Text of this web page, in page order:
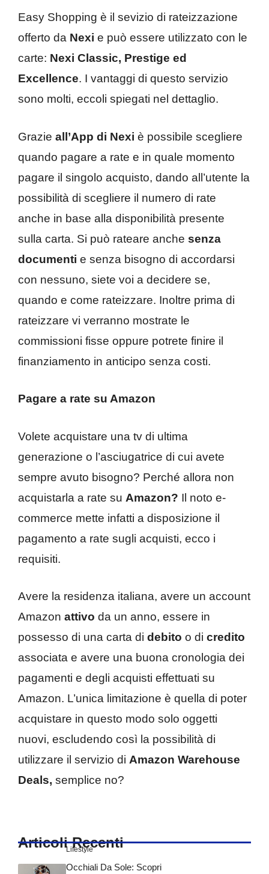
Easy Shopping è il sevizio di rateizzazione
offerto da Nexi e può essere utilizzato con le
carte: Nexi Classic, Prestige ed
Excellence. I vantaggi di questo servizio
sono molti, eccoli spiegati nel dettaglio.
Grazie all’App di Nexi è possibile scegliere
quando pagare a rate e in quale momento
pagare il singolo acquisto, dando all’utente la
possibilità di scegliere il numero di rate
anche in base alla disponibilità presente
sulla carta. Si può rateare anche senza
documenti e senza bisogno di accordarsi
con nessuno, siete voi a decidere se,
quando e come rateizzare. Inoltre prima di
rateizzare vi verranno mostrate le
commissioni fisse oppure potrete finire il
finanziamento in anticipo senza costi.
Pagare a rate su Amazon
Volete acquistare una tv di ultima
generazione o l’asciugatrice di cui avete
sempre avuto bisogno? Perché allora non
acquistarla a rate su Amazon? Il noto e-
commerce mette infatti a disposizione il
pagamento a rate sugli acquisti, ecco i
requisiti.
Avere la residenza italiana, avere un account
Amazon attivo da un anno, essere in
possesso di una carta di debito o di credito
associata e avere una buona cronologia dei
pagamenti e degli acquisti effettuati su
Amazon. L’unica limitazione è quella di poter
acquistare in questo modo solo oggetti
nuovi, escludendo così la possibilità di
utilizzare il servizio di Amazon Warehouse
Deals, semplice no?
Articoli Recenti
Lifestyle
Occhiali Da Sole: Scopri